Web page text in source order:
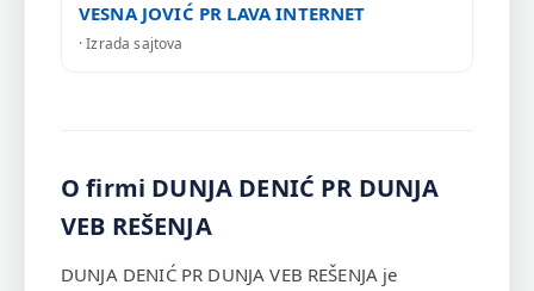
VESNA JOVIĆ PR LAVA INTERNET
· Izrada sajtova
O firmi DUNJA DENIĆ PR DUNJA
VEB REŠENJA
DUNJA DENIĆ PR DUNJA VEB REŠENJA je